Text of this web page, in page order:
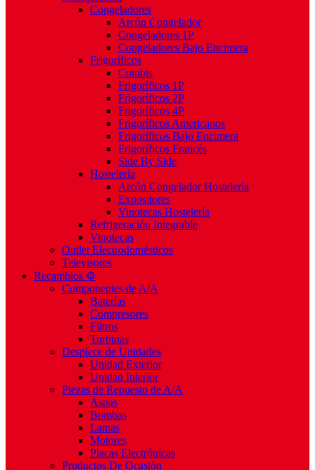
Congeladores
Arcón Congelador
Congeladores 1P
Congeladores Bajo Encimera
Frigoríficos
Combis
Frigoríficos 1P
Frigoríficos 2P
Frigoríficos 4P
Frigoríficos Americanos
Frigoríficos Bajo Encimera
Frigoríficos Francés
Side By Side
Hostelería
Arcón Congelador Hostelería
Expositores
Vinotecas Hostelería
Refrigeración Integrable
Vinotecas
Outlet Electrodomésticos
Televisores
Recambios ⚙️
Componentes de A/A
Baterías
Compresores
Filtros
Turbinas
Despiece de Unidades
Unidad Exterior
Unidad Interior
Piezas de Repuesto de A/A
Aspas
Bombas
Lamas
Motores
Placas Electrónicas
Productos De Ocasión